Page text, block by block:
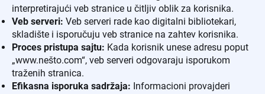
interpretirajući veb stranice u čitljiv oblik za korisnika.
Veb serveri: Veb serveri rade kao digitalni bibliotekari,
skladište i isporučuju veb stranice na zahtev korisnika.
Proces pristupa sajtu: Kada korisnik unese adresu poput
„www.nešto.com“, veb serveri odgovaraju isporukom
traženih stranica.
Efikasna isporuka sadržaja: Informacioni provajderi